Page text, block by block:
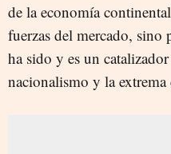
de la economía
fuerzas del mercado, sino
ha sido y es un
nacionalismo y la